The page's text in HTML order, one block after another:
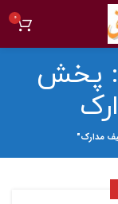
0
پخش
مدارک"